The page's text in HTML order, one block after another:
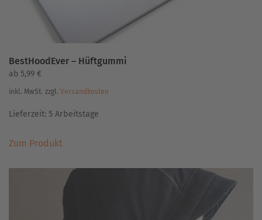
BestHoodEver – Hüftgummi
ab 5,99 €
inkl. MwSt. zzgl. Versandkosten
Lieferzeit: 5 Arbeitstage
Zum ProduktProdukt
mehrere
Varianten